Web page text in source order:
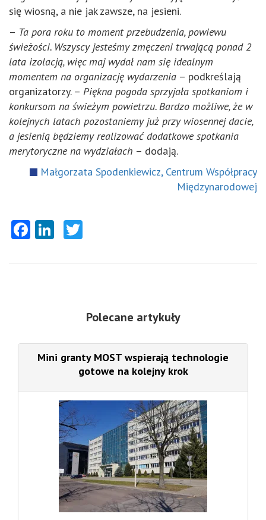
się wiosną, a nie jak zawsze, na jesieni.
– Ta pora roku to moment przebudzenia, powiewu
świeżości. Wszyscy jesteśmy zmęczeni trwającą ponad 2
lata izolacją, więc maj wydał nam się idealnym
momentem na organizację wydarzenia – podkreślają
organizatorzy. – Piękna pogoda sprzyjała spotkaniom i
konkursom na świeżym powietrzu. Bardzo możliwe, że w
kolejnych latach pozostaniemy już przy wiosennej dacie,
a jesienią będziemy realizować dodatkowe spotkania
merytoryczne na wydziałach – dodają.
Małgorzata Spodenkiewicz, Centrum Współpracy
Międzynarodowej
Facebook
LinkedIn
Polecane artykuły
Mini granty MOST wspierają technologie
gotowe na kolejny krok